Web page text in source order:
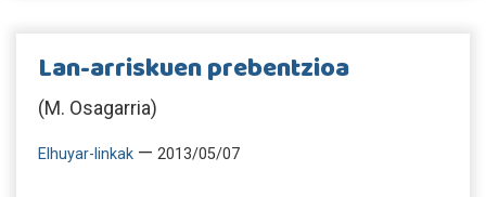
Lan-arriskuen prebentzioa
(M. Osagarria)
Elhuyar-linkak — 2013/05/07